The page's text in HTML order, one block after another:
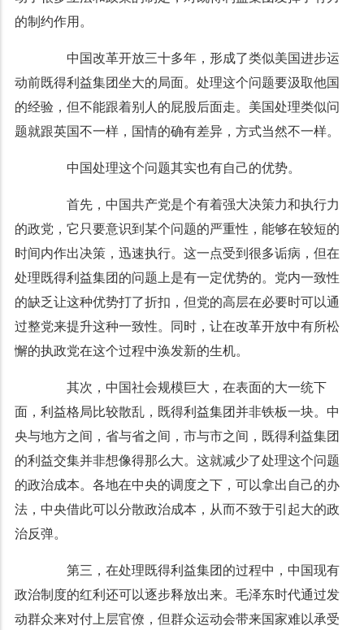
的制约作用。
中国改革开放三十多年，形成了类似美国进步运
动前既得利益集团坐大的局面。处理这个问题要汲取他国
的经验，但不能跟着别人的屁股后面走。美国处理类似问
题就跟英国不一样，国情的确有差异，方式当然不一样。
中国处理这个问题其实也有自己的优势。
首先，中国共产党是个有着强大决策力和执行力
的政党，它只要意识到某个问题的严重性，能够在较短的
时间内作出决策，迅速执行。这一点受到很多诟病，但在
处理既得利益集团的问题上是有一定优势的。党内一致性
的缺乏让这种优势打了折扣，但党的高层在必要时可以通
过整党来提升这种一致性。同时，让在改革开放中有所松
懈的执政党在这个过程中涣发新的生机。
其次，中国社会规模巨大，在表面的大一统下
面，利益格局比较散乱，既得利益集团并非铁板一块。中
央与地方之间，省与省之间，市与市之间，既得利益集团
的利益交集并非想像得那么大。这就减少了处理这个问题
的政治成本。各地在中央的调度之下，可以拿出自己的办
法，中央借此可以分散政治成本，从而不致于引起大的政
治反弹。
第三，在处理既得利益集团的过程中，中国现有
政治制度的红利还可以逐步释放出来。毛泽东时代通过发
动群众来对付上层官僚，但群众运动会带来国家难以承受